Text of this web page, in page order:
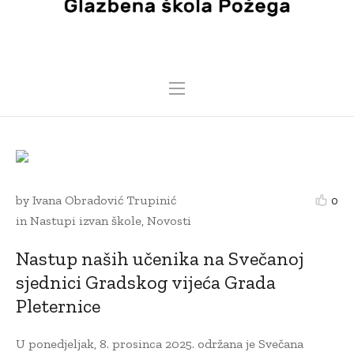
9 PROSINCA, 2025
0
by Ivana Obradović Trupinić
in Nastupi izvan škole Novosti
Nastup naših učenika na Svečanoj
sjednici Gradskog vijeća Grada
Pleternice
U ponedjeljak, 8. prosinca 2025. održana je Svečana